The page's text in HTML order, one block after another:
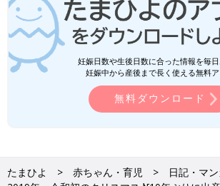
妊娠日数や生後日数に合った情報を毎
妊娠中から産後まで長く使える無料ア
無料ダウンロード
たまひよ 赤ちゃん・育児 日記・マ